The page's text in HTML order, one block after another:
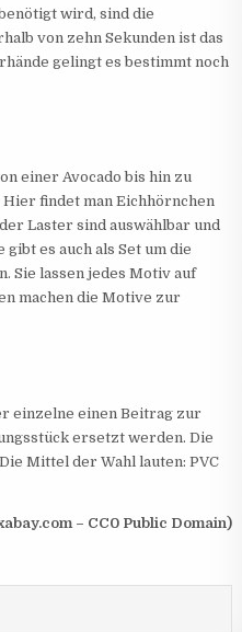
wird, sind die
von zehn Sekunden ist das
gelingt es bestimmt noch
einer Avocado bis hin zu
findet man Eichhörnchen
Laster sind auswählbar und
es auch als Set um die
Sie lassen jedes Motiv auf
machen die Motive zur
einzelne einen Beitrag zur
ersetzt werden. Die
Mittel der Wahl lauten: PVC
– CC0 Public Domain)